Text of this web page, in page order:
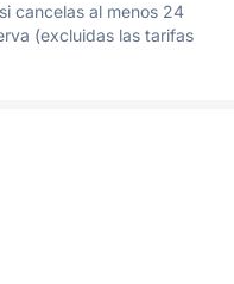
cancelas al menos 24
(excluidas las tarifas